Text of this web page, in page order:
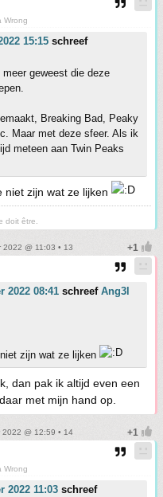
Wrong
15:15 schreef
geweest die deze
Breaking Bad, Peaky
Maar met deze sfeer. Als ik
meteen aan Twin Peaks
niet zijn wat ze lijken
doit être.
@ 11:03 • 13
2022 08:41 schreef Ang3l
zijn wat ze lijken
dan pak ik altijd even een
met mijn hand op.
2022 @ 12:59 • 14
Wrong
2022 11:03 schreef